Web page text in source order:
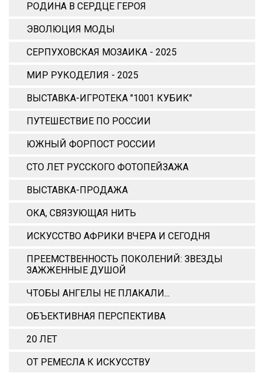
РОДИНА В СЕРДЦЕ ГЕРОЯ
ЭВОЛЮЦИЯ МОДЫ
СЕРПУХОВСКАЯ МОЗАИКА - 2025
МИР РУКОДЕЛИЯ - 2025
ВЫСТАВКА-ИГРОТЕКА "1001 КУБИК"
ПУТЕШЕСТВИЕ ПО РОССИИ
ЮЖНЫЙ ФОРПОСТ РОССИИ
СТО ЛЕТ РУССКОГО ФОТОПЕЙЗАЖА
ВЫСТАВКА-ПРОДАЖА
ОКА, СВЯЗУЮЩАЯ НИТЬ
ИСКУССТВО АФРИКИ ВЧЕРА И СЕГОДНЯ
ПРЕЕМСТВЕННОСТЬ ПОКОЛЕНИЙ: ЗВЕЗДЫ
ЗАЖЖЕННЫЕ ДУШОЙ
ЧТОБЫ АНГЕЛЫ НЕ ПЛАКАЛИ...
ОБЪЕКТИВНАЯ ПЕРСПЕКТИВА
20 ЛЕТ
ОТ РЕМЕСЛА К ИСКУССТВУ